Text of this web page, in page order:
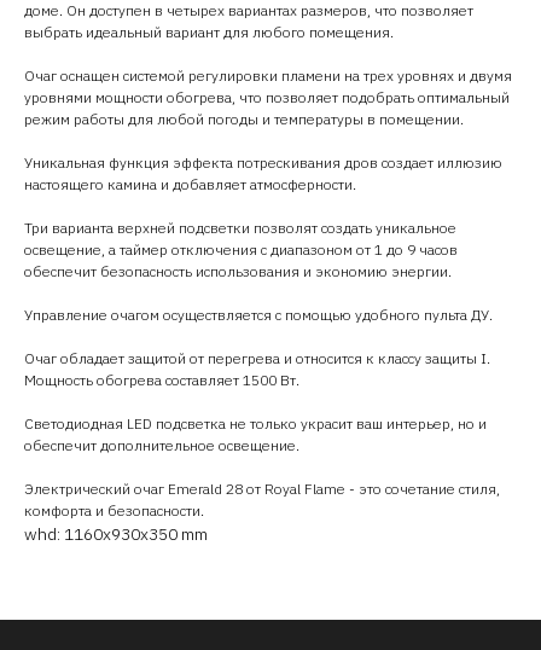
доме. Он доступен в четырех вариантах размеров, что позволяет
выбрать идеальный вариант для любого помещения.
Очаг оснащен системой регулировки пламени на трех уровнях и двумя
уровнями мощности обогрева, что позволяет подобрать оптимальный
режим работы для любой погоды и температуры в помещении.
Уникальная функция эффекта потрескивания дров создает иллюзию
настоящего камина и добавляет атмосферности.
Три варианта верхней подсветки позволят создать уникальное
освещение, а таймер отключения с диапазоном от 1 до 9 часов
обеспечит безопасность использования и экономию энергии.
Управление очагом осуществляется с помощью удобного пульта ДУ.
Очаг обладает защитой от перегрева и относится к классу защиты I.
Мощность обогрева составляет 1500 Вт.
Светодиодная LED подсветка не только украсит ваш интерьер, но и
обеспечит дополнительное освещение.
Электрический очаг Emerald 28 от Royal Flame - это сочетание стиля,
комфорта и безопасности.
whd: 1160x930x350 mm